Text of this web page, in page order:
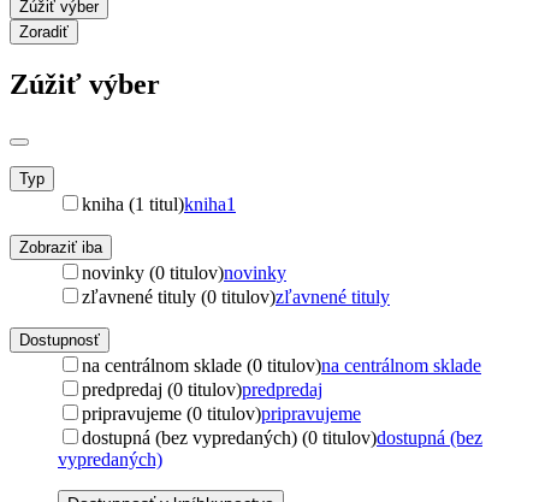
Zúžiť výber
Zoradiť
Zúžiť výber
Typ
kniha (1 titul)kniha1
Zobraziť iba
novinky (0 titulov)novinky
zľavnené tituly (0 titulov)zľavnené tituly
Dostupnosť
na centrálnom sklade (0 titulov)na centrálnom sklade
predpredaj (0 titulov)predpredaj
pripravujeme (0 titulov)pripravujeme
dostupná (bez vypredaných) (0 titulov)dostupná (bez
vypredaných)